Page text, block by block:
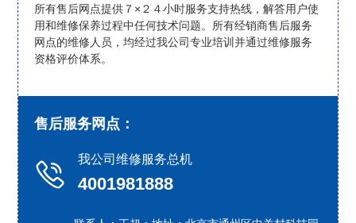
所有售后网点提供７×２４小时服务支持热线，解答用户使
用和维修保养过程中任何技术问题。所有经销商售后服务
网点的维修人员，均经过我公司专业培训并通过维修服务
资格评价体系。
售后服务网点：
 我公司维修服务总机
4001981888